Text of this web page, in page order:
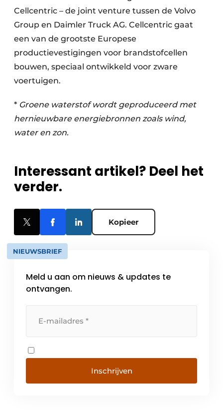
Cellcentric – de joint venture tussen de Volvo
Group en Daimler Truck AG. Cellcentric gaat
een van de grootste Europese
productievestigingen voor brandstofcellen
bouwen, speciaal ontwikkeld voor zware
voertuigen.
* Groene waterstof wordt geproduceerd met
hernieuwbare energiebronnen zoals wind,
water en zon.
Interessant artikel? Deel het
verder.
Kopieer
NIEUWSBRIEF
Meld u aan om nieuws & updates te
ontvangen.
Inschrijven